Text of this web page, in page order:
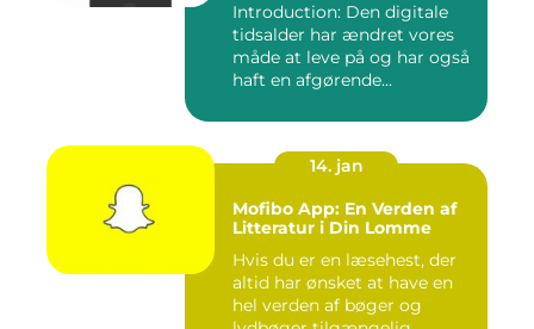
Introduction: Den digitale
tidsalder har ændret vores
måde at leve på og har også
haft en afgørende...
14. jan
Mofibo App: En Verden af
Litteratur i Din Lomme
Hvis du er en læsehest, der
altid har ønsket at have en
hel verden af bøger og